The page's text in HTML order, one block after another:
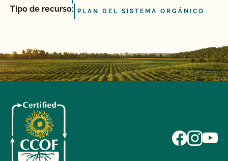
Tipo de recurso: PLAN DEL SISTEMA ORGÁNICO